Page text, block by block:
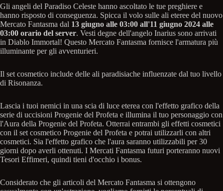
Gli angeli del Paradiso Celeste hanno ascoltato le tue preghiere e
hanno risposto di conseguenza. Spicca il volo sulle ali eteree del nuovo
Mercato Fantasma dal 13 giugno alle 03:00 all'11 giugno 2024 alle
03:00 orario del server. Vesti degne dell'angelo Inarius sono arrivati
in Diablo Immortal! Questo Mercato Fantasma fornisce l'armatura più
illuminante per gli avventurieri.
Il set cosmetico include delle ali paradisiache influenzate dal tuo livello
di Risonanza.
Lascia i tuoi nemici in una scia di luce eterea con l'effetto grafico della
serie di uccisioni Progenie del Profeta e illumina il tuo personaggio con
l'Aura della Progenie del Profeta. Otterrai entrambi gli effetti cosmetici
con il set cosmetico Progenie del Profeta e potrai utilizzarli con altri
cosmetici. Sia l'effetto grafico che l'aura saranno utilizzabili per 30
giorni dopo averli ottenuti. I Mercati Fantasma futuri porteranno nuovi
Tesori Effimeri, quindi tieni d'occhio i bonus.
Considerato che gli articoli del Mercato Fantasma si ottengono